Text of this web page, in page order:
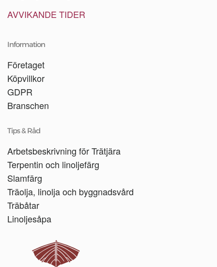
AVVIKANDE TIDER
Information
Företaget
Köpvillkor
GDPR
Branschen
Tips & Råd
Arbetsbeskrivning för Trätjära
Terpentin och linoljefärg
Slamfärg
Träolja, linolja och byggnadsvård
Träbåtar
Linoljesåpa